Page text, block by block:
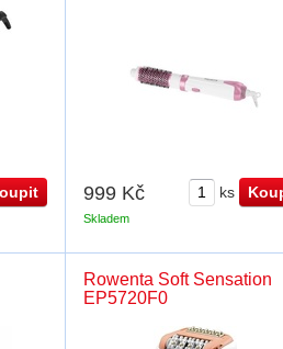
999 Kč ks
Skladem
Rowenta Soft Sensation
EP5720F0